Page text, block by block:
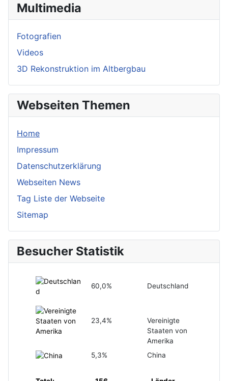
Multimedia
Fotografien
Videos
3D Rekonstruktion im Altbergbau
Webseiten Themen
Home
Impressum
Datenschutzerklärung
Webseiten News
Tag Liste der Webseite
Sitemap
Besucher Statistik
60,0% Deutschland
23,4%
Vereinigte
Staaten von
Amerika
5,3%
China